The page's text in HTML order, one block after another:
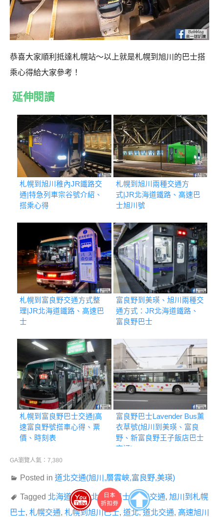
恭喜大家順利抵達札幌站～以上就是札幌到旭川的巴士搭
乘心得給大家參考！
延伸閱讀
札幌到旭川稚內JR鐵路交
通|特急列車宗谷號介紹、
搭乘心得
札幌到旭川兩種交通方
式|JR北海道鐵路、高速巴
士旭川號
札幌到富良野交通方式整
理|JR北海道鐵路、高速巴
士
富良野到美瑛、旭川兩種交
通方式：JR北海道鐵路、
富良野巴士
札幌到富良野巴士交通|高
速富良野號搭車心得、票
價、時刻表
富良野巴士Lavender Bus薰
衣草號(旭川到美瑛、富良
野、新富良野王子飯店巴士
交通)
GA瀏覽人氣：7,380
Posted in 道北交通(旭川,層雲峽,富良野,美瑛)
Tagged 北海道交通,北海道巴士,旭川交通, 旭川到札幌
巴士, 札幌交通, 札幌到旭川巴士, 道北,道北交通, 高速旭川